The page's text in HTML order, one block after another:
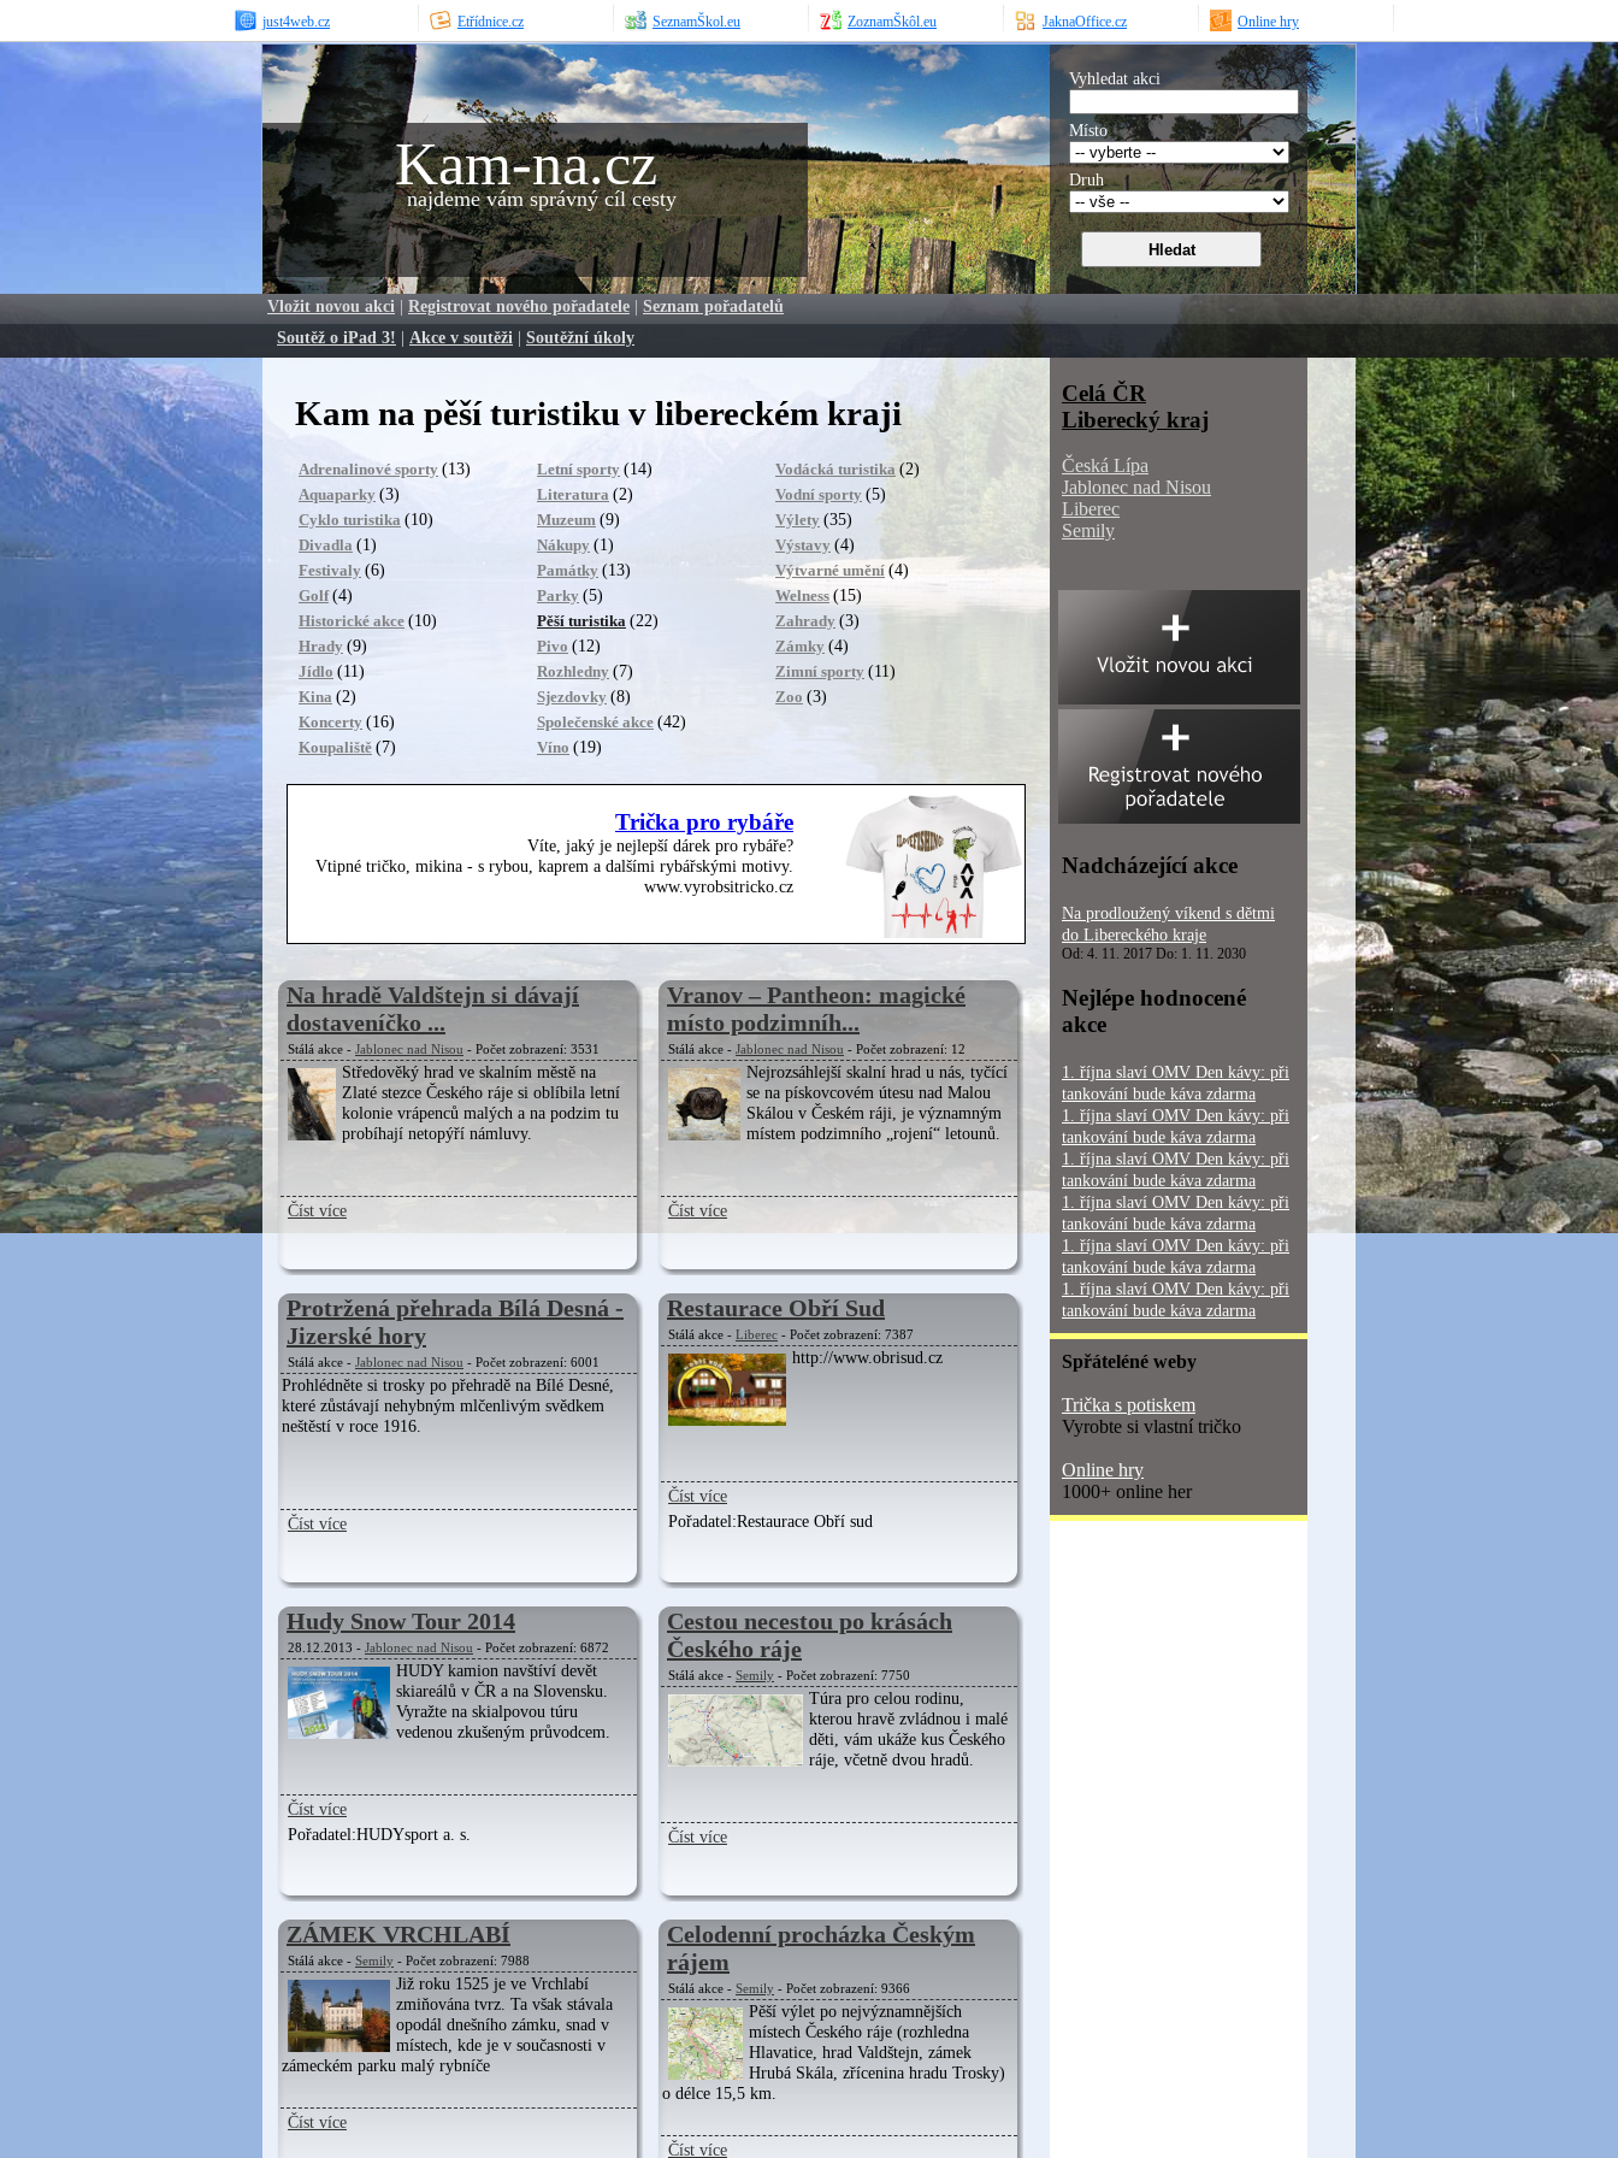
just4web.cz Etřídnice.cz SeznamŠkol.eu ZoznamŠkôl.eu JaknaOffice.cz Online hry
Kam-na.cz
najdeme vám správný cíl cesty
Vyhledat akci
Místo
Druh
Vložit novou akci | Registrovat nového pořadatele | Seznam pořadatelů
Soutěž o iPad 3! | Akce v soutěži | Soutěžní úkoly
Kam na pěší turistiku v libereckém kraji
Adrenalinové sporty (13)
Aquaparky (3)
Cyklo turistika (10)
Divadla (1)
Festivaly (6)
Golf (4)
Historické akce (10)
Hrady (9)
Jídlo (11)
Kina (2)
Koncerty (16)
Koupaliště (7)
Letní sporty (14)
Literatura (2)
Muzeum (9)
Nákupy (1)
Památky (13)
Parky (5)
Pěší turistika (22)
Pivo (12)
Rozhledny (7)
Sjezdovky (8)
Společenské akce (42)
Víno (19)
Vodácká turistika (2)
Vodní sporty (5)
Výlety (35)
Výstavy (4)
Výtvarné umění (4)
Welness (15)
Zahrady (3)
Zámky (4)
Zimní sporty (11)
Zoo (3)
Trička pro rybáře
Víte, jaký je nejlepší dárek pro rybáře?
Vtipné tričko, mikina - s rybou, kaprem a dalšími rybářskými motivy.
www.vyrobsitricko.cz
Na hradě Valdštejn si dávají
dostaveníčko ...
Stálá akce - Jablonec nad Nisou - Počet zobrazení: 3531
Středověký hrad ve skalním městě na
Zlaté stezce Českého ráje si oblíbila letní
kolonie vrápenců malých a na podzim tu
probíhají netopýří námluvy.
Číst více
Vranov – Pantheon: magické
místo podzimníh...
Stálá akce - Jablonec nad Nisou - Počet zobrazení: 12
Nejrozsáhlejší skalní hrad u nás, tyčící
se na pískovcovém útesu nad Malou
Skálou v Českém ráji, je významným
místem podzimního „rojení“ letounů.
Číst více
Protržená přehrada Bílá Desná -
Jizerské hory
Stálá akce - Jablonec nad Nisou - Počet zobrazení: 6001
Prohlédněte si trosky po přehradě na Bílé Desné,
které zůstávají nehybným mlčenlivým svědkem
neštěstí v roce 1916.
Číst více
Restaurace Obří Sud
Stálá akce - Liberec - Počet zobrazení: 7387
http://www.obrisud.cz
Číst více
Pořadatel:Restaurace Obří sud
Hudy Snow Tour 2014
28.12.2013 - Jablonec nad Nisou - Počet zobrazení: 6872
HUDY kamion navštíví devět
skiareálů v ČR a na Slovensku.
Vyražte na skialpovou túru
vedenou zkušeným průvodcem.
Číst více
Pořadatel:HUDYsport a. s.
Cestou necestou po krásách
Českého ráje
Stálá akce - Semily - Počet zobrazení: 7750
Túra pro celou rodinu,
kterou hravě zvládnou i malé
děti, vám ukáže kus Českého
ráje, včetně dvou hradů.
Číst více
ZÁMEK VRCHLABÍ
Stálá akce - Semily - Počet zobrazení: 7988
Již roku 1525 je ve Vrchlabí
zmiňována tvrz. Ta však stávala
opodál dnešního zámku, snad v
místech, kde je v současnosti v
zámeckém parku malý rybníče
Číst více
Celodenní procházka Českým
rájem
Stálá akce - Semily - Počet zobrazení: 9366
Pěší výlet po nejvýznamnějších
místech Českého ráje (rozhledna
Hlavatice, hrad Valdštejn, zámek
Hrubá Skála, zřícenina hradu Trosky)
o délce 15,5 km.
Číst více
Celá ČR
Liberecký kraj
Česká Lípa
Jablonec nad Nisou
Liberec
Semily
Nadcházející akce
Na prodloužený víkend s dětmi
do Libereckého kraje
Od: 4. 11. 2017 Do: 1. 11. 2030
Nejlépe hodnocené
akce
1. října slaví OMV Den kávy: při
tankování bude káva zdarma
1. října slaví OMV Den kávy: při
tankování bude káva zdarma
1. října slaví OMV Den kávy: při
tankování bude káva zdarma
1. října slaví OMV Den kávy: při
tankování bude káva zdarma
1. října slaví OMV Den kávy: při
tankování bude káva zdarma
1. října slaví OMV Den kávy: při
tankování bude káva zdarma
Spřáteléné weby
Trička s potiskem
Vyrobte si vlastní tričko
Online hry
1000+ online her